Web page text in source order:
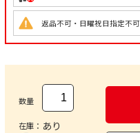
返品不可・日曜祝日指定不可
数量
在庫： あり